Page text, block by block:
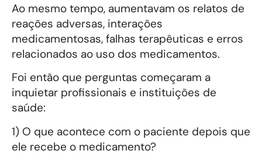
Ao mesmo tempo, aumentavam os relatos de
reações adversas, interações
medicamentosas, falhas terapêuticas e erros
relacionados ao uso dos medicamentos.
Foi então que perguntas começaram a
inquietar profissionais e instituições de
saúde:
1) O que acontece com o paciente depois que
ele recebe o medicamento?